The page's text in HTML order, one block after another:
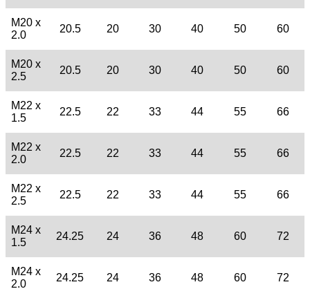
M20 x
2.0
20.5 20 30 40 50 60
M20 x
2.5
20.5 20 30 40 50 60
M22 x
1.5
22.5 22 33 44 55 66
M22 x
2.0
22.5 22 33 44 55 66
M22 x
2.5
22.5 22 33 44 55 66
M24 x
1.5
24.25 24 36 48 60 72
M24 x
2.0
24.25 24 36 48 60 72